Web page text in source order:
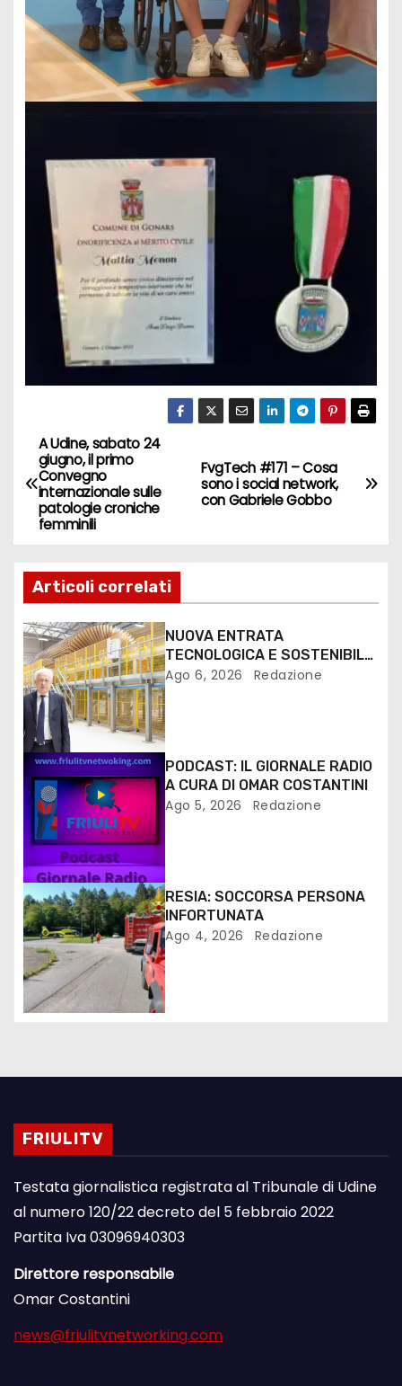
FvgTech #171 – Cosa
sono i social network,
con Gabriele Gobbo
A Udine, sabato 24
giugno, il primo
Convegno
internazionale sulle
patologie croniche
femminili
Articoli correlati
NUOVA ENTRATA
TECNOLOGICA E SOSTENIBILE
PER I MEZZI PESANTI ALLA
Ago 6, 2026 Redazione
PODCAST: IL GIORNALE RADIO
A CURA DI OMAR COSTANTINI
Ago 5, 2026 Redazione
RESIA: SOCCORSA PERSONA
INFORTUNATA
Ago 4, 2026 Redazione
FRIULITV
Testata giornalistica registrata al Tribunale di Udine
al numero 120/22 decreto del 5 febbraio 2022
Partita Iva 03096940303
Direttore responsabile
Omar Costantini
news@friulitvnetworking.com